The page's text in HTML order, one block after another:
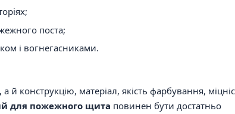
поста;
і вогнегасниками.
конструкцію, матеріал, якість фарбування,
для пожежного щита повинен бути достатньо